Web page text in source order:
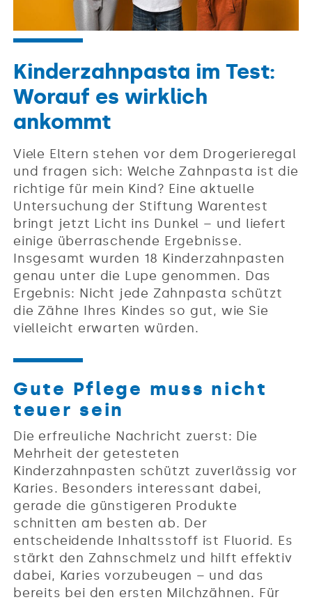
Kinderzahnpasta im Test:
Worauf es wirklich
ankommt
Viele Eltern stehen vor dem Drogerieregal
und fragen sich: Welche Zahnpasta ist die
richtige für mein Kind? Eine aktuelle
Untersuchung der Stiftung Warentest
bringt jetzt Licht ins Dunkel – und liefert
einige überraschende Ergebnisse.
Insgesamt wurden 18 Kinderzahnpasten
genau unter die Lupe genommen. Das
Ergebnis: Nicht jede Zahnpasta schützt
die Zähne Ihres Kindes so gut, wie Sie
vielleicht erwarten würden.
Gute Pflege muss nicht
teuer sein
Die erfreuliche Nachricht zuerst: Die
Mehrheit der getesteten
Kinderzahnpasten schützt zuverlässig vor
Karies. Besonders interessant dabei,
gerade die günstigeren Produkte
schnitten am besten ab. Der
entscheidende Inhaltsstoff ist Fluorid. Es
stärkt den Zahnschmelz und hilft effektiv
dabei, Karies vorzubeugen – und das
bereits bei den ersten Milchzähnen. Für